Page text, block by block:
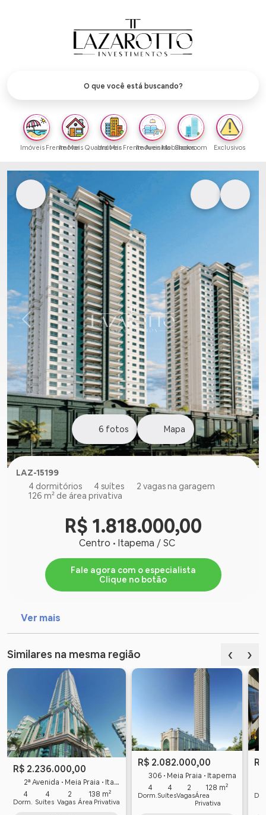
Imóveis Frente MarImóveis Quadra MarImóveis Frente Avenida
Imóveis Mobiliados
Showroom Exclusivos
6 fotos Mapa
LAZ-15199
4 dormitórios
4 suítes
2 vagas na garagem
126 m² de área privativa
R$ 1.818.000,00
Centro • Itapema / SC
Fale agora com o especialista
Clique no botão
Ver mais
Similares na mesma região ‹ ›
R$ 2.236.000,00
2ª Avenida • Meia Praia • Itapema
4
Dorm.
4
Suítes
2
Vagas
138 m²
Área Privativa
R$ 2.082.000,00
306 • Meia Praia • Itapema
4
Dorm.
4
Suítes
2
Vagas
128 m²
Área
Privativa